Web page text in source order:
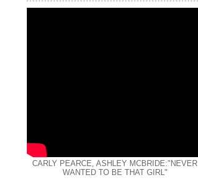
CARLY PEARCE, ASHLEY MCBRIDE:"NEVER
WANTED TO BE THAT GIRL"